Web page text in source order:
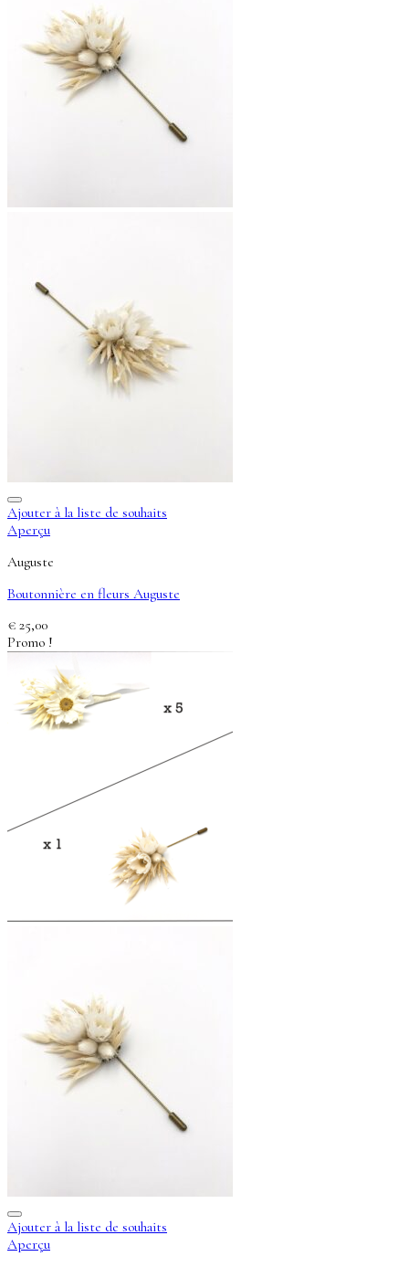
Ajouter à la liste de souhaits
Aperçu
Auguste
Boutonnière en fleurs Auguste
€ 25,00
Promo !
Ajouter à la liste de souhaits
Aperçu